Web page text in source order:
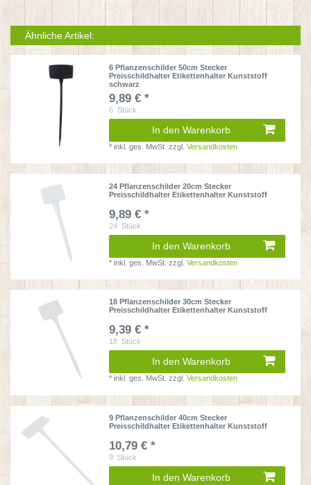
Ähnliche Artikel:
6 Pflanzenschilder 50cm Stecker
Preisschildhalter Etikettenhalter Kunststoff
schwarz
9,89 € *
6 Stück
In den Warenkorb
*inkl. ges. MwSt. zzgl.Versandkosten
24 Pflanzenschilder 20cm Stecker
Preisschildhalter Etikettenhalter Kunststoff
9,89 € *
24 Stück
In den Warenkorb
*inkl. ges. MwSt. zzgl.Versandkosten
18 Pflanzenschilder 30cm Stecker
Preisschildhalter Etikettenhalter Kunststoff
9,39 € *
18 Stück
In den Warenkorb
*inkl. ges. MwSt. zzgl.Versandkosten
9 Pflanzenschilder 40cm Stecker
Preisschildhalter Etikettenhalter Kunststoff
10,79 € *
9 Stück
In den Warenkorb